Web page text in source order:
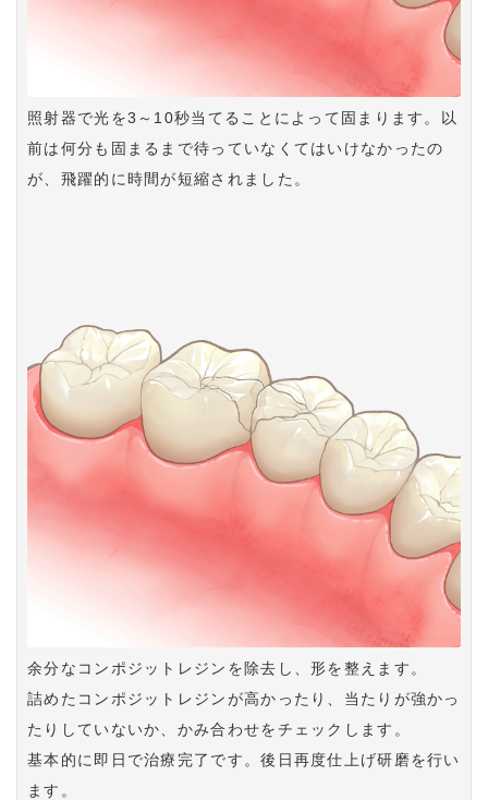
照射器で光を3～10秒当てることによって固まります。以
前は何分も固まるまで待っていなくてはいけなかったの
が、飛躍的に時間が短縮されました。
余分なコンポジットレジンを除去し、形を整えます。
詰めたコンポジットレジンが高かったり、当たりが強かっ
たりしていないか、かみ合わせをチェックします。
基本的に即日で治療完了です。後日再度仕上げ研磨を行い
ます。